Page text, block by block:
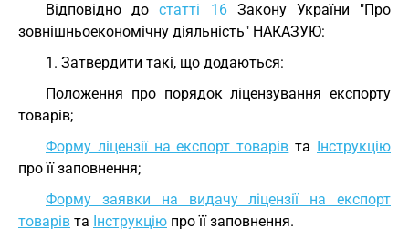
Відповідно достатті 16Закону України "Про
зовнішньоекономічну діяльність" НАКАЗУЮ:
1. Затвердити такі, що додаються:
Положення про порядок ліцензування експорту
товарів;
Форму ліцензії на експорт товарів та Інструкцію
про її заповнення;
Форму заявки на видачу ліцензії на експорт
товарів та Інструкцію про її заповнення.